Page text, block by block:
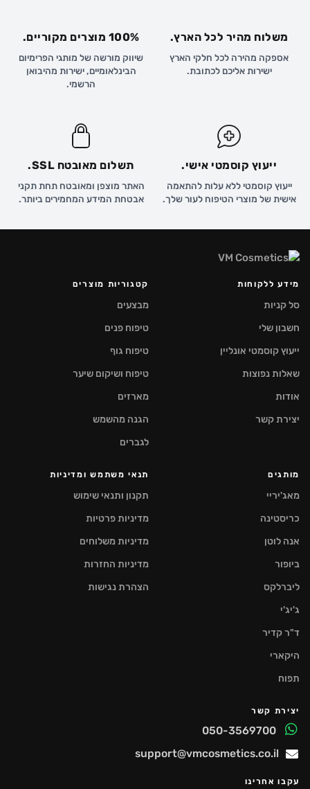
משלוח מהיר לכל הארץ.
אספקה מהירה לכל חלקי הארץ
ישירות אליכם לכתובת.
100% מוצרים מקוריים.
שיווק מורשה של מותגי הפרימיום
הבינלאומיים, ישירות מהיבואן
הרשמי.
ייעוץ קוסמטי אישי.
ייעוץ קוסמטי ללא עלות להתאמה
אישית של מוצרי הטיפוח לעור שלך.
תשלום מאובטח SSL.
האתר מוצפן ומאובטח תחת תקני
אבטחת המידע המחמירים ביותר.
מידע ללקוחות
סל קניות
חשבון שלי
ייעוץ קוסמטי אונליין
שאלות נפוצות
אודות
יצירת קשר
קטגוריות מוצרים
מבצעים
טיפוח פנים
טיפוח גוף
טיפוח ושיקום שיער
מארזים
הגנה מהשמש
לגברים
מותגים
מאג'יריי
כריסטינה
אנה לוטן
ביופור
ליברלקס
ג'יג'י
ד"ר קדיר
היקארי
תפוח
תנאי משתמש ומדיניות
תקנון ותנאי שימוש
מדיניות פרטיות
מדיניות משלוחים
מדיניות החזרות
הצהרת נגישות
יצירת קשר
support@vmcosmetics.co.il
עקבו אחרינו